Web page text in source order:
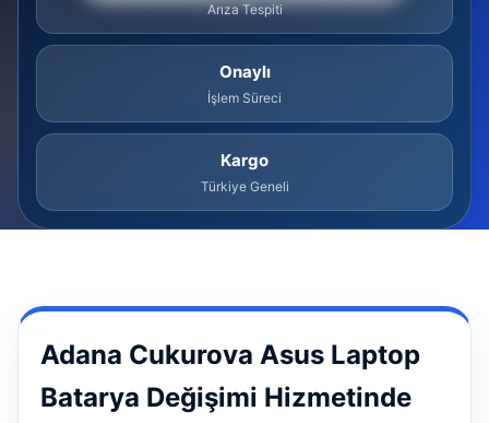
Arıza Tespiti
Onaylı
İşlem Süreci
Kargo
Türkiye Geneli
Adana Cukurova Asus Laptop
Batarya Değişimi Hizmetinde